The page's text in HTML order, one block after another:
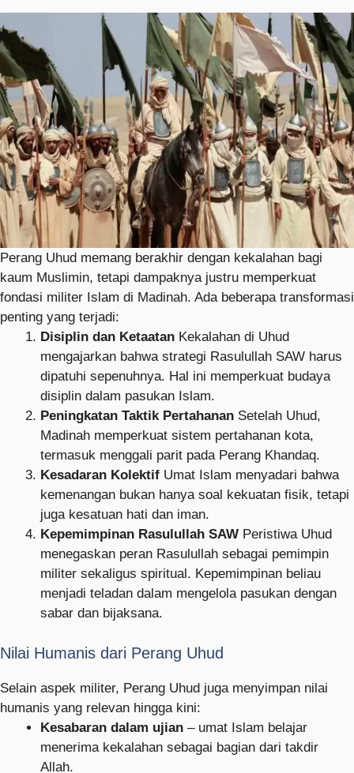
Perang Uhud memang berakhir dengan kekalahan bagi
kaum Muslimin, tetapi dampaknya justru memperkuat
fondasi militer Islam di Madinah. Ada beberapa transformasi
penting yang terjadi:
Disiplin dan Ketaatan Kekalahan di Uhud
mengajarkan bahwa strategi Rasulullah SAW harus
dipatuhi sepenuhnya. Hal ini memperkuat budaya
disiplin dalam pasukan Islam.
Peningkatan Taktik Pertahanan Setelah Uhud,
Madinah memperkuat sistem pertahanan kota,
termasuk menggali parit pada Perang Khandaq.
Kesadaran Kolektif Umat Islam menyadari bahwa
kemenangan bukan hanya soal kekuatan fisik, tetapi
juga kesatuan hati dan iman.
Kepemimpinan Rasulullah SAW Peristiwa Uhud
menegaskan peran Rasulullah sebagai pemimpin
militer sekaligus spiritual. Kepemimpinan beliau
menjadi teladan dalam mengelola pasukan dengan
sabar dan bijaksana.
Nilai Humanis dari Perang Uhud
Selain aspek militer, Perang Uhud juga menyimpan nilai
humanis yang relevan hingga kini:
Kesabaran dalam ujian – umat Islam belajar
menerima kekalahan sebagai bagian dari takdir
Allah.